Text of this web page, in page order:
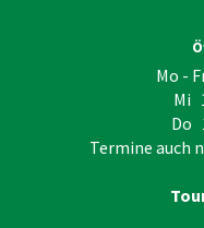
Mo -
Mi
Do
Termine auch